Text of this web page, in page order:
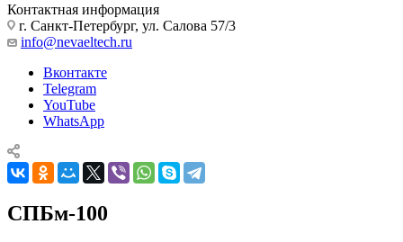
Контактная информация
г. Санкт-Петербург, ул. Салова 57/3
info@nevaeltech.ru
Вконтакте
Telegram
YouTube
WhatsApp
СПБм-100